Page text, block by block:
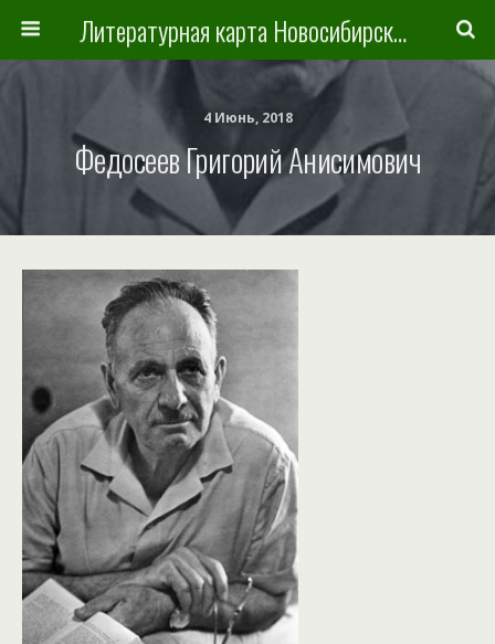
Литературная карта Новосибирска и Новосибирской области
4 Июнь, 2018
Федосеев Григорий Анисимович